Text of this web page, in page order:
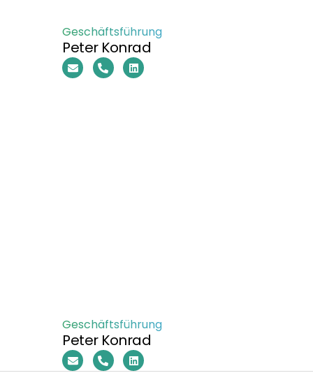
Geschäftsführung
Peter Konrad
Geschäftsführung
Peter Konrad